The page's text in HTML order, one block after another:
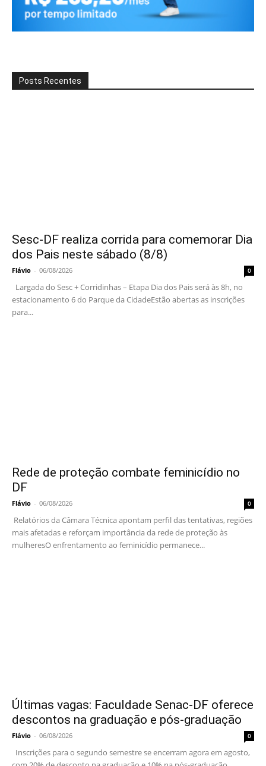
Posts Recentes
Sesc-DF realiza corrida para comemorar Dia
dos Pais neste sábado (8/8)
Flávio - 06/08/2026 0
Largada do Sesc + Corridinhas – Etapa Dia dos Pais será às 8h, no
estacionamento 6 do Parque da CidadeEstão abertas as inscrições
para...
Rede de proteção combate feminicídio no
DF
Flávio - 06/08/2026 0
Relatórios da Câmara Técnica apontam perfil das tentativas, regiões
mais afetadas e reforçam importância da rede de proteção às
mulheresO enfrentamento ao feminicídio permanece...
Últimas vagas: Faculdade Senac-DF oferece
descontos na graduação e pós-graduação
Flávio - 06/08/2026 0
Inscrições para o segundo semestre se encerram agora em agosto,